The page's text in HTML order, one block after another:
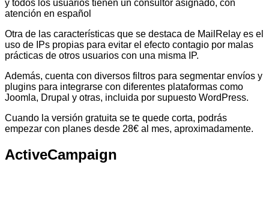
y todos los usuarios tienen un consultor asignado, con
atención en español
Otra de las características que se destaca de MailRelay es el
uso de IPs propias para evitar el efecto contagio por malas
prácticas de otros usuarios con una misma IP.
Además, cuenta con diversos filtros para segmentar envíos y
plugins para integrarse con diferentes plataformas como
Joomla, Drupal y otras, incluida por supuesto WordPress.
Cuando la versión gratuita se te quede corta, podrás
empezar con planes desde 28€ al mes, aproximadamente.
ActiveCampaign